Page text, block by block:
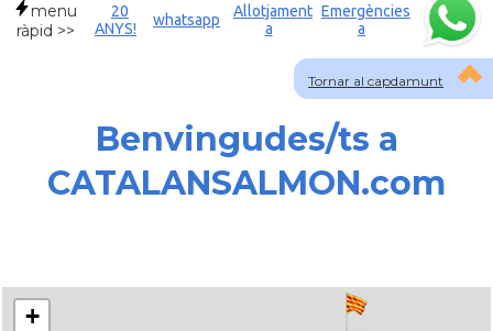
Tornar al capdamunt
menu
ràpid >>
20
ANYS!
whatsapp
Allotjament
a
Emergències
a
Benvingudes/ts a
CATALANSALMON.com
+